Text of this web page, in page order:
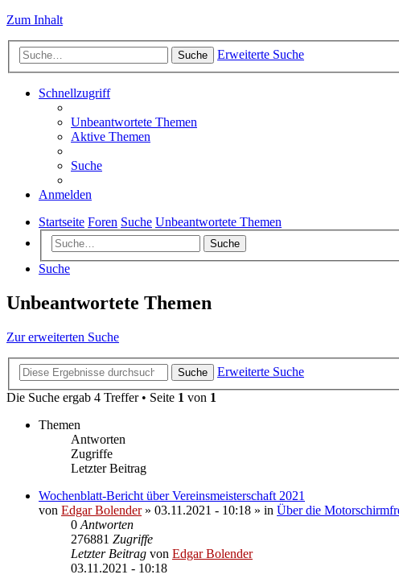
Zum Inhalt
Suche Erweiterte Suche
Schnellzugriff
Unbeantwortete Themen
Aktive Themen
Suche
Anmelden
Startseite Foren Suche Unbeantwortete Themen
Suche
Suche
Unbeantwortete Themen
Zur erweiterten Suche
Suche
Erweiterte Suche
Die Suche ergab 4 Treffer • Seite 1 von 1
Themen
Antworten
Zugriffe
Letzter Beitrag
Wochenblatt-Bericht über Vereinsmeisterschaft 2021
von Edgar Bolender» 03.11.2021 - 10:18 » in Über die
0 Antworten
276881 Zugriffe
Letzter Beitrag von Edgar Bolender
03.11.2021 - 10:18